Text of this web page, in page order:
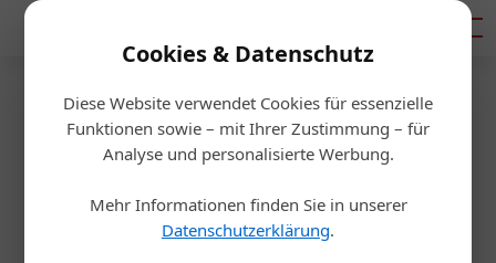
Cookies & Datenschutz
Diese Website verwendet Cookies für essenzielle
Funktionen sowie – mit Ihrer Zustimmung – für
Analyse und personalisierte Werbung.
Mehr Informationen finden Sie in unserer
Datenschutzerklärung.
Startseite/Gastro & Hotel
Finanzierung
Tourismus 2.0: Nachhaltigkeit
messbar machen